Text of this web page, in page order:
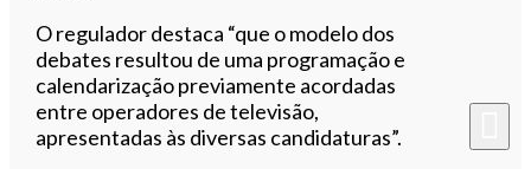
O regulador destaca “que o modelo dos
debates resultou de uma programação e
calendarização previamente acordadas
entre operadores de televisão,
apresentadas às diversas candidaturas”.